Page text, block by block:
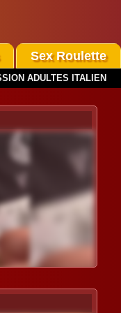
Sex Roulette
ADULTES ITALIEN